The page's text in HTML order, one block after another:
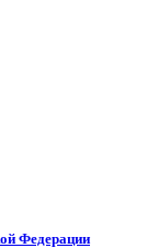
Федерации